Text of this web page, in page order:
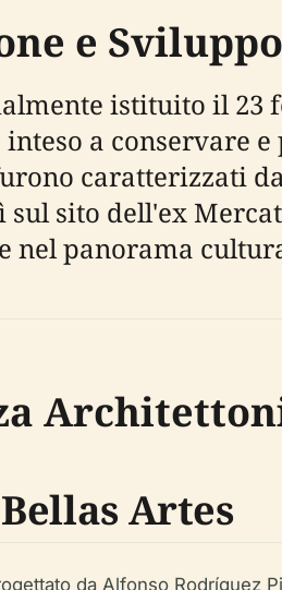
e
istituito il 23
a conservare
caratterizzati
sito dell'ex
nel panorama
Artes
da Alfonso Rodríguez